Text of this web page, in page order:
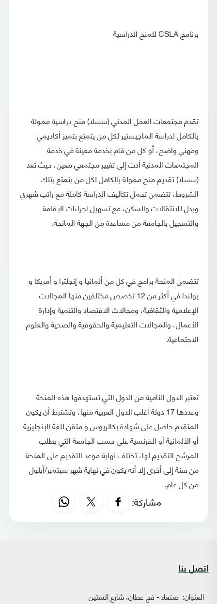
برنامج CSLA للمنح الدراسية
تقدم مجتمعات العمل المدني (سسلا) منح دراسية ممولة
بالكامل لدراسة الماجيستير لكل من يتمتع بتميز أكاديمي
ومهني واضح، أو كل من قام بخدمة معينة في خدمة
المجتمعات المدنية أدت إلى تغيير مجتمعي معين، حيث تعد
(سسلا) تقديم منح ممولة بالكامل لكل من يتمتع بتلك
الشروط، تتضمن تحمل تكاليف الدراسة كاملة مع راتب شهري
وبدل للانتقالات والسكن، مع تسهيل اجراءات الإقامة
والتسجيل بالجامعة من مساعدة من الجهة المانحة.
تتضمن المنحة برامج في كل من ألمانيا و إنجلترا و أمريكا و
بولندا في أكثر من 12 تخصص مختلفين منها المجالات
الإعلامية والثقافية، ومجالات الاقتصاد والتنمية وإدارة
الأعمال، والمجالات التعليمية والحقوقية والصحية والعلوم
الاجتماعية.
تعتبر الدول النامية من الدول التي تستهدفها هذه المنحة
وعددها 17 دولة أغلب الدول العربية منها، وتشترط أن يكون
المتقدم حاصل على شهادة بكالريوس و متقن للغة الإنجليزية
أو الألمانية أو الفرنسية على حسب الجامعة التي يطلب
المرشح التقديم لها، تختلف نهاية موعد التقديم على المنحة
من سنة إلى أخرى إلا أنه يكون في نهاية شهر سبتمبر/آيلول
من كل عام.
مشاركة:
اتصل بنا
العنوان: صنعاء - فج عطان، شارع الستين